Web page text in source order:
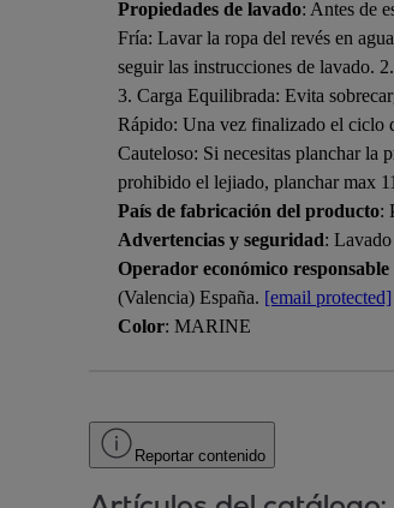
Propiedades de lavado: Antes de
Fría: Lavar la ropa del revés en
seguir las instrucciones de lavado.
3. Carga Equilibrada: Evita
Rápido: Una vez finalizado el ciclo
Cauteloso: Si necesitas planchar
prohibido el lejiado, planchar max
País de fabricación del producto:
Advertencias y seguridad:
Operador económico
(Valencia) España. [email protected]
Color: MARINE
Reportar contenido